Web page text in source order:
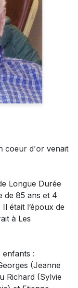
coeur d'or venait
Longue Durée
de 85 ans et 4
était l’époux de
à Les
enfants :
(Jeanne
Richard (Sylvie